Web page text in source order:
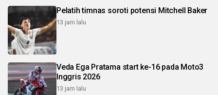
Pelatih timnas soroti potensi Mitchell Baker
13 jam lalu
Veda Ega Pratama start ke-16 pada Moto3
Inggris 2026
13 jam lalu